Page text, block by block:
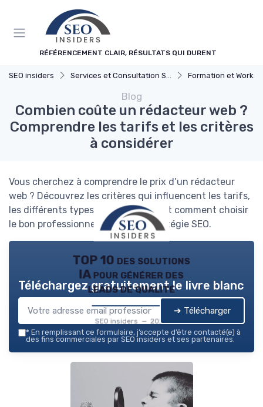
RÉFÉRENCEMENT CLAIR, RÉSULTATS QUI DURENT
SEO insiders Services et Consultation SEO Formation et
Blog
Combien coûte un rédacteur web ?
Comprendre les tarifs et les critères
à considérer
Vous cherchez à comprendre le prix d’un rédacteur
web ? Découvrez les critères qui influencent les tarifs,
les différents types de prestations et comment choisir
le bon professionnel pour votre stratégie SEO.
TOP 10 des solutions
IA pour générer des
leads de qualité
SEO insiders — 2026
Téléchargez gratuitement le livre blanc
➔ Télécharger
* En remplissant ce formulaire, j’accepte d’être contacté(e) à
des fins commerciales par SEO insiders et ses partenaires.
Panneau de gestion des cookies